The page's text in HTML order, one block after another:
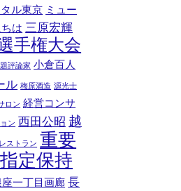
ル東京 ミュー
は 三原宏輝
手権大会
評論家 小倉百人
ル 梅原酒造 源光士
ロン 経営コンサ
ン 西田公昭 越
ストラン 重要
定保持
座一丁目画廊 長